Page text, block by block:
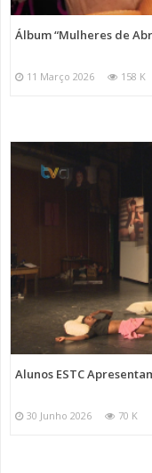
Álbum “Mulheres de
11 Março 2026 158 K
Alunos ESTC
30 Junho 2026 70 K